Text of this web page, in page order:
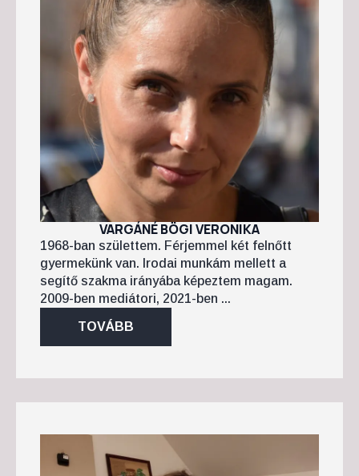
VARGÁNÉ BÖGI VERONIKA
1968-ban születtem. Férjemmel két felnőtt
gyermekünk van. Irodai munkám mellett a
segítő szakma irányába képeztem magam.
2009-ben mediátori, 2021-ben ...
TOVÁBB